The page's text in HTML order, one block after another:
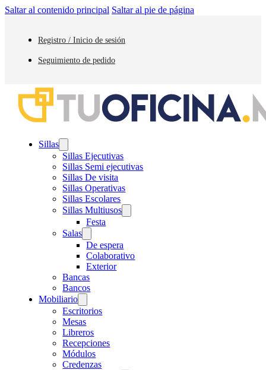
Saltar al contenido principal Saltar al pie de página
Registro / Inicio de sesión
Seguimiento de pedido
Sillas
Sillas Ejecutivas
Sillas Semi ejecutivas
Sillas De visita
Sillas Operativas
Sillas Escolares
Sillas Multiusos
Festa
Salas
De espera
Colaborativo
Exterior
Bancas
Bancos
Mobiliario
Escritorios
Mesas
Libreros
Recepciones
Módulos
Credenzas